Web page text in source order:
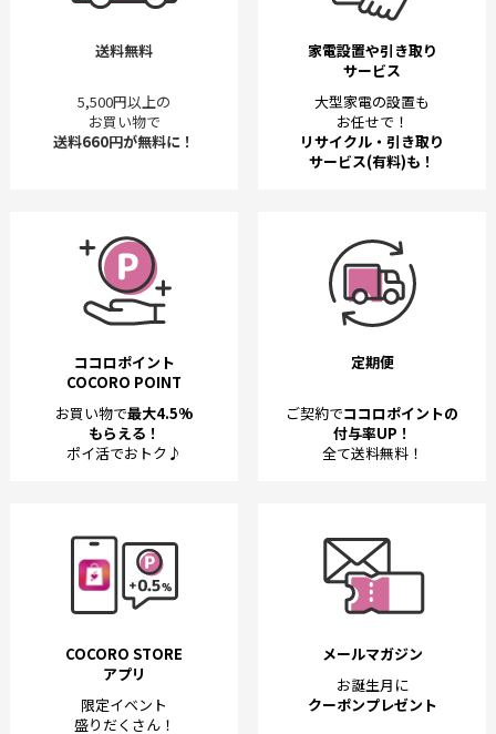
送料無料
5,500円以上の
お買い物で
送料660円が無料に！
家電設置や引き取り
サービス
大型家電の設置も
お任せで！
リサイクル・引き取り
サービス(有料)も！
ココロポイント
COCORO POINT
お買い物で最大4.5%
もらえる！
ポイ活でおトク♪
定期便
ご契約でココロポイントの
付与率UP！
全て送料無料！
COCORO STORE
アプリ
限定イベント
盛りだくさん！
メールマガジン
お誕生月に
クーポンプレゼント